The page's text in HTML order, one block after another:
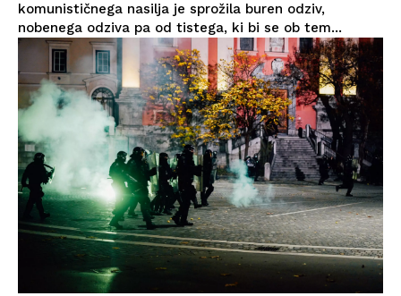
komunističnega nasilja je sprožila buren odziv,
nobenega odziva pa od tistega, ki bi se ob tem...